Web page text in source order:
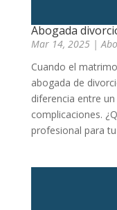
Abogada
Mar 14, 2025|
Cuando el
abogada de
diferencia entre
complicaciones.
profesional para tu